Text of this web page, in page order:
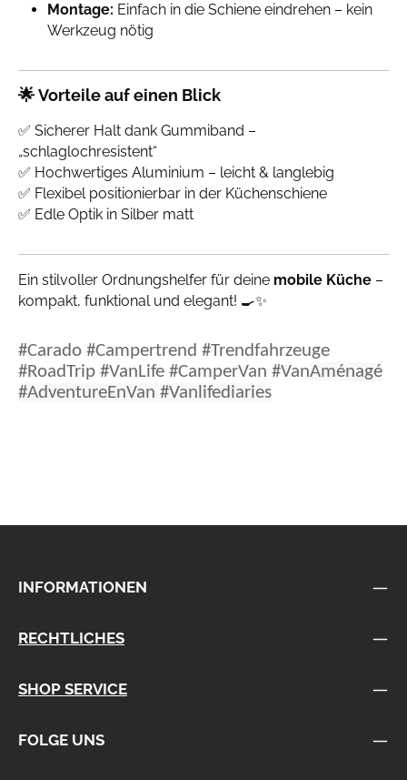
Montage: Einfach in die Schiene eindrehen – kein
Werkzeug nötig
🌟Vorteile auf einen Blick
✅ Sicherer Halt dank Gummiband –
„schlaglochresistent“
✅ Hochwertiges Aluminium – leicht & langlebig
✅ Flexibel positionierbar in der Küchenschiene
✅ Edle Optik in Silber matt
Ein stilvoller Ordnungshelfer für deine mobile Küche –
kompakt, funktional und elegant! 🍳✨
#Carado #Campertrend #Trendfahrzeuge
#RoadTrip #VanLife #CamperVan #VanAménagé
#AdventureEnVan #Vanlifediaries
INFORMATIONEN
RECHTLICHES
SHOP SERVICE
FOLGE UNS